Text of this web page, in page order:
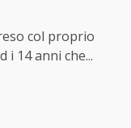
col proprio
14 anni che...